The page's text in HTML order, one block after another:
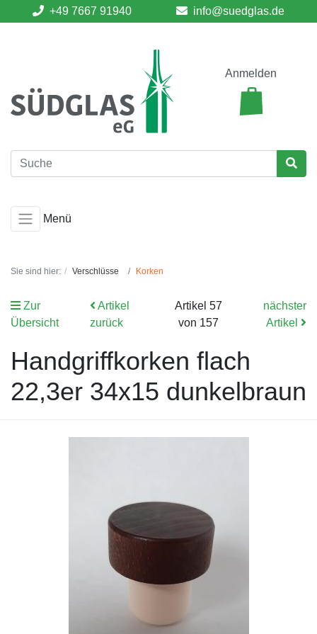
+49 7667 91940 info@suedglas.de
Anmelden
Menü
Sie sind hier: Verschlüsse Korken
Zur
Übersicht
Artikel
zurück
Artikel 57
von 157
nächster
Artikel
Handgriffkorken flach
22,3er 34x15 dunkelbraun